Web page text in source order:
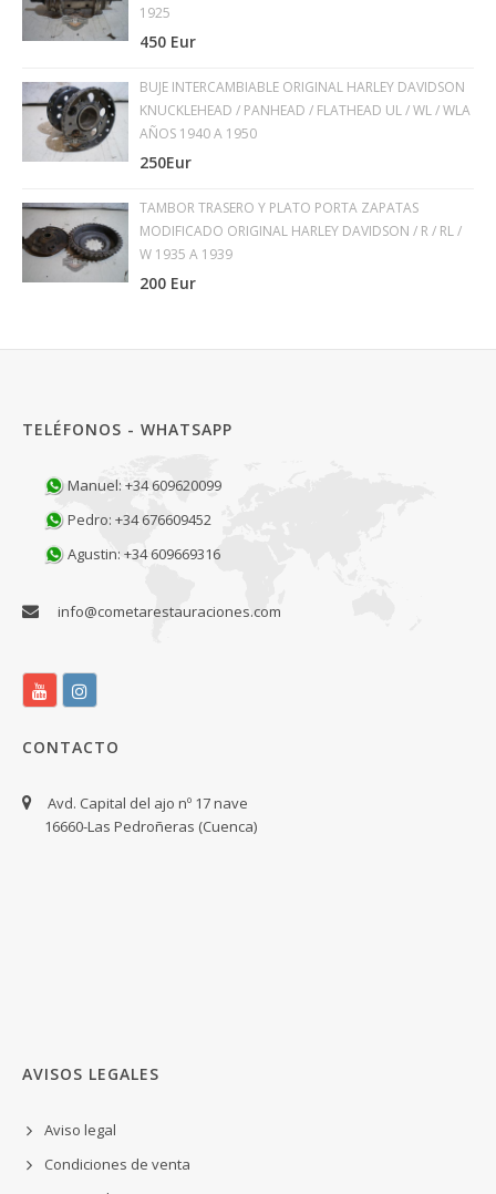
1925
450 Eur
BUJE INTERCAMBIABLE ORIGINAL HARLEY DAVIDSON
KNUCKLEHEAD / PANHEAD / FLATHEAD UL / WL / WLA
AÑOS 1940 A 1950
250Eur
TAMBOR TRASERO Y PLATO PORTA ZAPATAS
MODIFICADO ORIGINAL HARLEY DAVIDSON / R / RL /
W 1935 A 1939
200 Eur
TELÉFONOS - WHATSAPP
Manuel: +34 609620099
Pedro: +34 676609452
Agustin: +34 609669316
info@cometarestauraciones.com
CONTACTO
Avd. Capital del ajo nº 17 nave
16660-Las Pedroñeras (Cuenca)
AVISOS LEGALES
Aviso legal
Condiciones de venta